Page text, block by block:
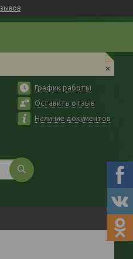
График работы
Оставить отзыв
Наличие документов